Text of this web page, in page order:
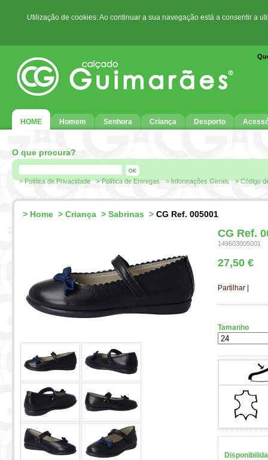
Utilização de cookies: Ao continuar a sua navegação está a consentir a
HOME Homem Senhora Criança Desporto
O que procura?
> Política de Privacidade > Política de Entregas > Informações Gerais > Código
> Home > Criança > Sabrinas > CG Ref. 005001
CG Ref.
149603005001
27,50 €
Partilhar
Tamanho